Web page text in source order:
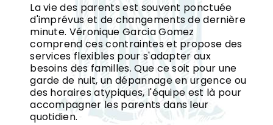
La vie des parents est souvent ponctuée
d'imprévus et de changements de dernière
minute. Véronique Garcia Gomez
comprend ces contraintes et propose des
services flexibles pour s'adapter aux
besoins des familles. Que ce soit pour une
garde de nuit, un dépannage en urgence ou
des horaires atypiques, l'équipe est là pour
accompagner les parents dans leur
quotidien.